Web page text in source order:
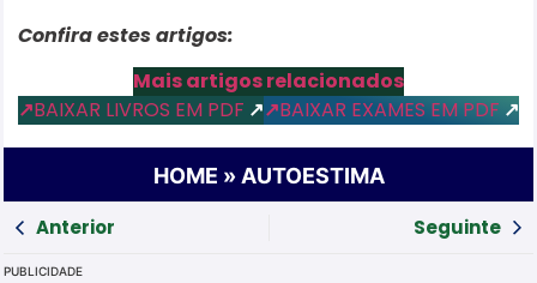
Confira estes artigos:
Mais artigos relacionados
↗BAIXAR LIVROS EM PDF ↗↗BAIXAR EXAMES EM PDF ↗
HOME » AUTOESTIMA
Anterior Seguinte
PUBLICIDADE